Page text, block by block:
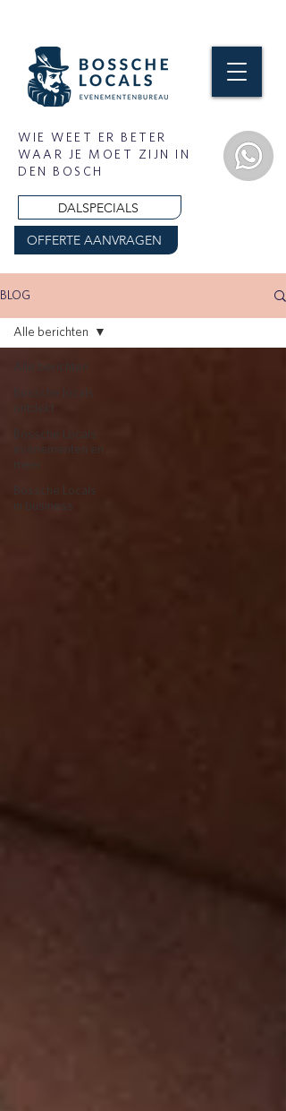
WIE WEET ER BETER
WAAR JE MOET ZIJN IN
DEN BOSCH
DALSPECIALS
OFFERTE AANVRAGEN
BLOG
Alle berichten
Bossche Locals
evenementen en
Bossche Locals
in business
Alle berichten